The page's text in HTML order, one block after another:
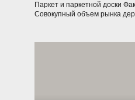
Паркет и паркетной доски
Совокупный объем рынка